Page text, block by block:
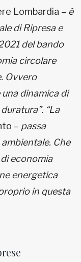
Lombardia – è
di Ripresa e
del bando
circolare
Ovvero
dinamica di
“La
– passa
Che
economia
energetica
in questa